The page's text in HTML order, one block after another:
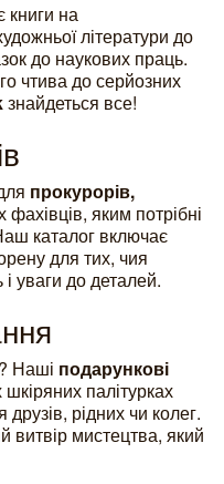
книги на
літератури до
до наукових праць.
чтива до серйозних
знайдеться все!
прокурорів,
фахівців, яким потрібні
каталог включає
для тих, чия
уваги до деталей.
Наші подарункові
палітурках
рідних чи колег.
витвір мистецтва, який